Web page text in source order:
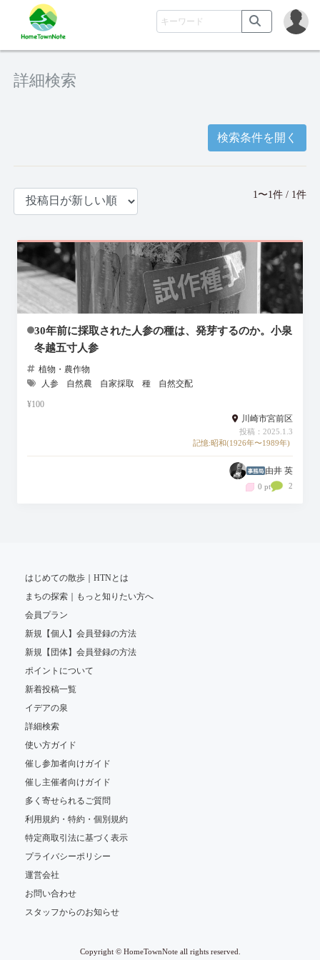
詳細検索
検索条件を開く
1〜1件 / 1件
30年前に採取された人参の種は、発芽するのか。小泉
冬越五寸人参
植物・農作物
人参
自然農 自家採取 種 自然交配
¥100
川崎市宮前区
投稿：2025.1.3
記憶:昭和(1926年〜1989年)
由井 英
0 pt 2
はじめての散歩｜HTNとは
まちの探索｜もっと知りたい方へ
会員プラン
新規【個人】会員登録の方法
新規【団体】会員登録の方法
ポイントについて
新着投稿一覧
イデアの泉
詳細検索
使い方ガイド
催し参加者向けガイド
催し主催者向けガイド
多く寄せられるご質問
利用規約・特約・個別規約
特定商取引法に基づく表示
プライバシーポリシー
運営会社
お問い合わせ
スタッフからのお知らせ
Copyright © HomeTownNote all rights reserved.